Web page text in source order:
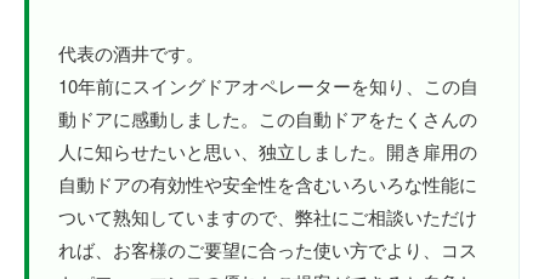
代表の酒井です。
10年前にスイングドアオペレーターを知り、この自
動ドアに感動しました。この自動ドアをたくさんの
人に知らせたいと思い、独立しました。開き扉用の
自動ドアの有効性や安全性を含むいろいろな性能に
ついて熟知していますので、弊社にご相談いただけ
れば、お客様のご要望に合った使い方でより、コス